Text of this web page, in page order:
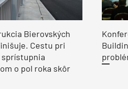
Bierovských
Cestu pri
o pol roka skôr